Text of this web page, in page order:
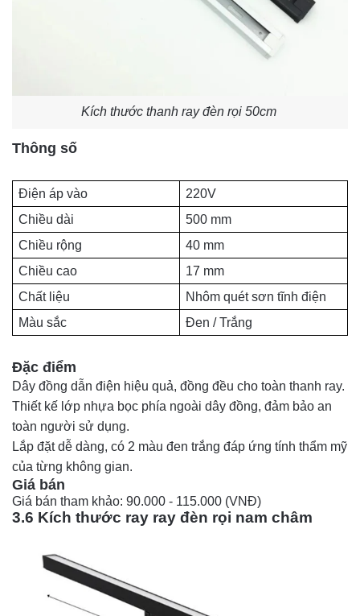
Kích thước thanh ray đèn rọi 50cm
Thông số
Điện áp vào
220V
Chiều dài
500 mm
Chiều rộng
40 mm
Chiều cao
17 mm
Chất liệu
Nhôm quét sơn tĩnh điện
Màu sắc
Đen / Trắng
Đặc điểm
Dây đồng dẫn điện hiệu quả, đồng đều cho toàn thanh ray.
Thiết kế lớp nhựa bọc phía ngoài dây đồng, đảm bảo an
toàn người sử dụng.
Lắp đặt dễ dàng, có 2 màu đen trắng đáp ứng tính thẩm mỹ
của từng không gian.
Giá bán
Giá bán tham khảo: 90.000 - 115.000 (VNĐ)
3.6 Kích thước ray ray đèn rọi nam châm